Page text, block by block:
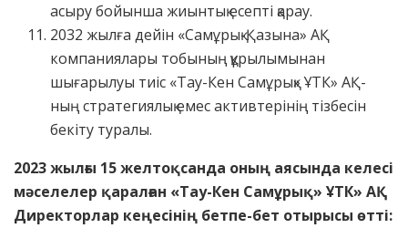
асыру бойынша жиынтық есепті қарау.
2032 жылға дейін «Самұрық-Қазына» АҚ
компаниялары тобының құрылымынан
шығарылуы тиіс «Тау-Кен Самұрық» ҰТК» АҚ-
ның стратегиялық емес активтерінің тізбесін
бекіту туралы.
2023 жылғы 15 желтоқсанда оның аясында келесі
мәселелер қаралған «Тау-Кен Самұрық» ҰТК» АҚ
Директорлар кеңесінің бетпе-бет отырысы өтті: